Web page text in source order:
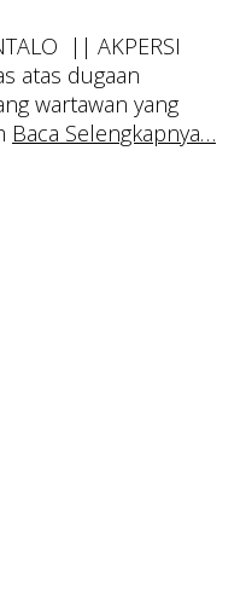
|| AKPERSI
atas dugaan
wartawan yang
Baca Selengkapnya…